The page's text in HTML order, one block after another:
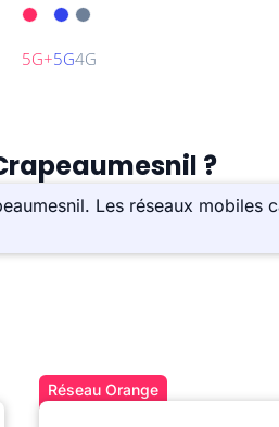
?
Les réseaux mobiles
Réseau Orange